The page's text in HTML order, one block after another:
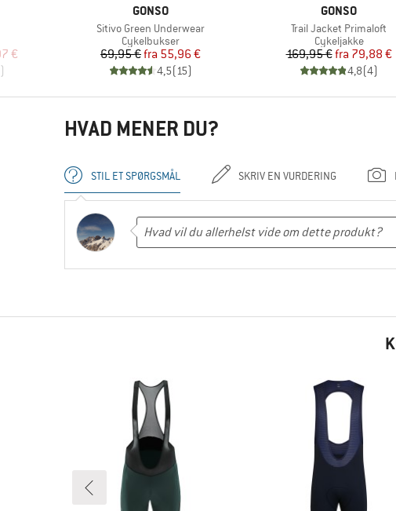
€
)
MÆRKE
GONSO
Artikel
Sitivo Green Underwear
Produktgruppe
Cykelbukser
Pris
69,95 € Nedsat pris
fra 55,96 €
4,5(15)
MÆRKE
GONSO
Artikel
Trail Jacket Primaloft
Produktgruppe
Cykeljakke
Pris
169,95 € Nedsat pris
fra 79,88 €
4,8(4)
HVAD MENER DU?
STIL ET SPØRGSMÅL SKRIV EN VURDERING